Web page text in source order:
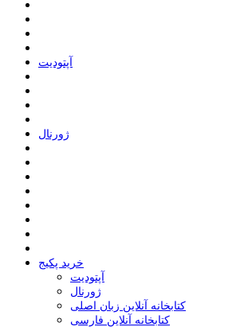
ﺁﭘﺘﻮﺩﯾﺖ
ﮊﻭﺭﻧﺎﻝ
خرید پکیج
ﺁﭘﺘﻮﺩﯾﺖ
ﮊﻭﺭﻧﺎﻝ
کتابخانه آنلاین زبان اصلی
کتابخانه آنلاین فارسی